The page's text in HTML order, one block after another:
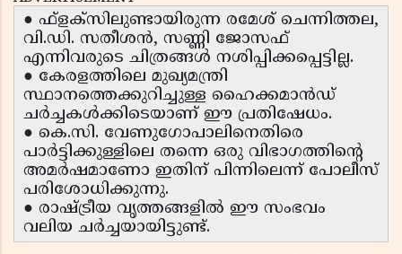
● ഫ്ളക്സിലുണ്ടായിരുന്ന രമേശ് ചെന്നിത്തല,
വി.ഡി. സതീശൻ, സണ്ണി ജോസഫ്
എന്നിവരുടെ ചിത്രങ്ങൾ നശിപ്പിക്കപ്പെട്ടില്ല.
● കേരളത്തിലെ മുഖ്യമന്ത്രി
സ്ഥാനത്തെക്കുറിച്ചുള്ള ഹൈക്കമാൻഡ്
ചർച്ചകൾക്കിടെയാണ് ഈ പ്രതിഷേധം.
● കെ.സി. വേണുഗോപാലിനെതിരെ
പാർട്ടിക്കുള്ളിലെ തന്നെ ഒരു വിഭാഗത്തിന്റെ
അമർഷമാണോ ഇതിന് പിന്നിലെന്ന് പോലീസ്
പരിശോധിക്കുന്നു.
● രാഷ്ട്രീയ വൃത്തങ്ങളിൽ ഈ സംഭവം
വലിയ ചർച്ചയായിട്ടുണ്ട്.